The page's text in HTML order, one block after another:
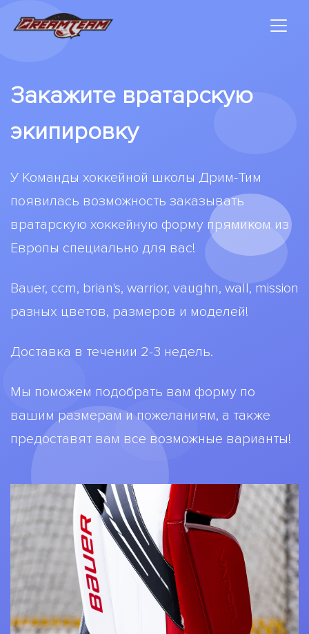
Закажите вратарскую
экипировку
У Команды хоккейной школы Дрим-Тим
появилась возможность заказывать
вратарскую хоккейную форму прямиком из
Европы специально для вас!
Bauer, ccm, brian's, warrior, vaughn, wall, mission
разных цветов, размеров и моделей!
Доставка в течении 2-3 недель.
Мы поможем подобрать вам форму по
вашим размерам и пожеланиям, а также
предоставят вам все возможные варианты!